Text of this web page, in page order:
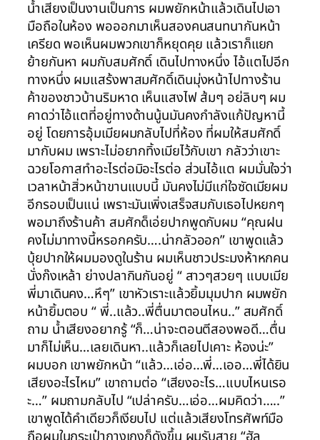
น้ำเสียงเป็นงานเป็นการ ผมพยักหน้าแล้วเดินไปเอา
มือถือในห้อง พอออกมาเห็นสองคนสนทนากันหน้า
เครียด พอเห็นผมพวกเขาก็หยุดคุย แล้วเราก็แยก
ย้ายกันหา ผมกับสมศักดิ์ เดินไปทางหนึ่ง ไอ้แตไปอีก
ทางหนึ่ง ผมแสร้งพาสมศักดิ์เดินมุ่งหน้าไปทางร้าน
ค้าของชาวบ้านริมหาด เห็นแสงไฟ ส้มๆ อย่ลิบๆ ผม
คาดว่าไอ้แตที่อยู่ทางด้านนู้นมันคงกำลังแก้ปัญหานี้
อยู่ โดยการอุ้มเมียผมกลับไปที่ห้อง ที่ผมให้สมศักดิ์
มากับผม เพราะไม่อยากทิ้งเมียไว้กับเขา กลัวว่าเขาะ
ฉวยโอกาสทำอะไรต่อมิอะไรต่อ ส่วนไอ้แต ผมมั่นใจว่า
เวลาหน้าสิ่วหน้าขานแบบนี้ มันคงไม่มีแก่ใจซัดเมียผม
อีกรอบเป็นแน่ เพราะมันเพิ่งเสร็จสมกับเธอไปหยกๆ
พอมาถึงร้านค้า สมศักด็เอ่ยปากพูดกับผม “คุณฝน
คงไม่มาทางนี้หรอกครับ….น่ากลัวออก” เขาพูดแล้ว
บุ้ยปากให้ผมมองดูในร้าน ผมเห็นชาวประมงห้าหกคน
นั่งก๊งเหล้า ย่างปลากินกันอยู่ “ สาวๆสวยๆ แบบเมีย
พี่มาเดินคง…หึๆ” เขาหัวเราะแล้วยิ้มมุมปาก ผมพยัก
หน้ายิ้มตอบ “ พี่..แล้ว..พี่ตื่นมาตอนไหน..” สมศักดิ์
ถาม น้ำเสียงอยากรู้ “ก็…น่าจะตอนตีสองพอดี…ตื่น
มาก็ไม่เห็น…เลยเดินหา..แล้วก็เลยไปเคาะ ห้องน่ะ”
ผมบอก เขาพยักหน้า “แล้ว…เอ่อ…พี่…เออ…พี่ได้ยิน
เสียงอะไรไหม” เขาถามต่อ “เสียงอะไร…แบบไหนเรอ
ะ…” ผมถามกลับไป “เปล่าครับ…เอ่อ…ผมคิดว่า…..”
เขาพูดได้คำเดียวก็เงียบไป แต่แล้วเสียงโทรศัพท์มือ